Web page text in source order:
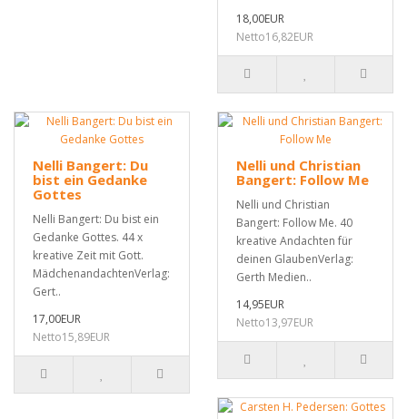
18,00EUR
Netto16,82EUR
Nelli Bangert: Du
bist ein Gedanke
Gottes
Nelli Bangert: Du bist ein
Gedanke Gottes. 44 x
kreative Zeit mit Gott.
MädchenandachtenVerlag:
Gert..
17,00EUR
Netto15,89EUR
Nelli und Christian
Bangert: Follow Me
Nelli und Christian
Bangert: Follow Me. 40
kreative Andachten für
deinen GlaubenVerlag:
Gerth Medien..
14,95EUR
Netto13,97EUR